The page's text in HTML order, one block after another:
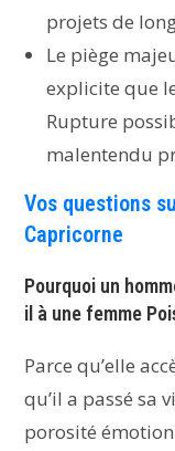
projets de
Le piège
explicite que
Rupture
malentendu
Vos questions
Capricorne
Pourquoi un
il à une femme
Parce qu’elle
qu’il a passé sa
porosité